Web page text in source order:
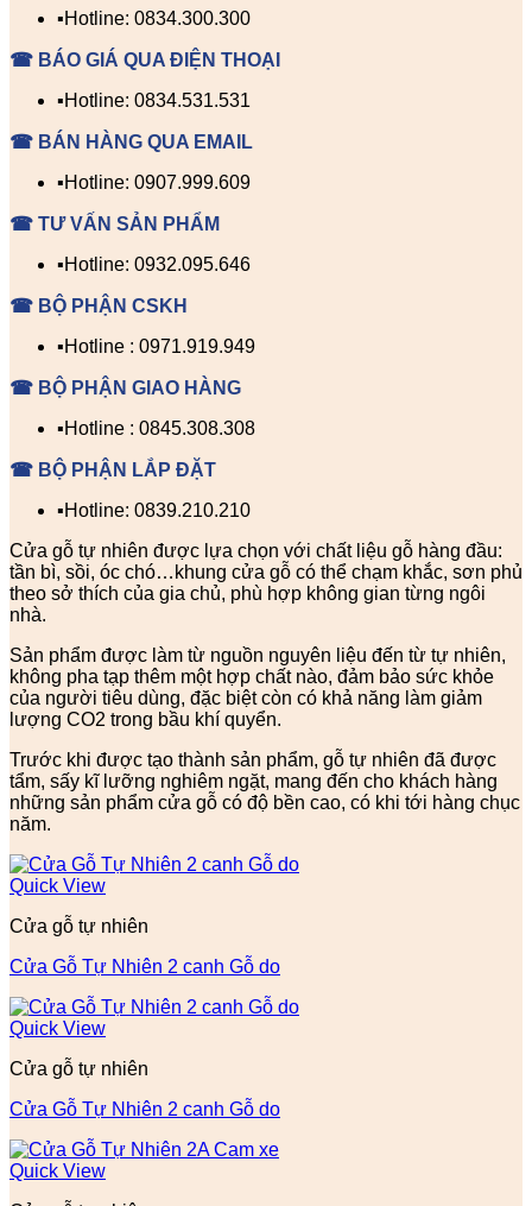
▪️Hotline: 0834.300.300
☎ BÁO GIÁ QUA ĐIỆN THOẠI
▪️Hotline: 0834.531.531
☎ BÁN HÀNG QUA EMAIL
▪️Hotline: 0907.999.609
☎ TƯ VẤN SẢN PHẨM
▪️Hotline: 0932.095.646
☎ BỘ PHẬN CSKH
▪️Hotline : 0971.919.949
☎ BỘ PHẬN GIAO HÀNG
▪️Hotline : 0845.308.308
☎ BỘ PHẬN LẮP ĐẶT
▪️Hotline: 0839.210.210
Cửa gỗ tự nhiên được lựa chọn với chất liệu gỗ hàng đầu:
tần bì, sồi, óc chó…khung cửa gỗ có thể chạm khắc, sơn phủ
theo sở thích của gia chủ, phù hợp không gian từng ngôi
nhà.
Sản phẩm được làm từ nguồn nguyên liệu đến từ tự nhiên,
không pha tạp thêm một hợp chất nào, đảm bảo sức khỏe
của người tiêu dùng, đặc biệt còn có khả năng làm giảm
lượng CO2 trong bầu khí quyển.
Trước khi được tạo thành sản phẩm, gỗ tự nhiên đã được
tẩm, sấy kĩ lưỡng nghiêm ngặt, mang đến cho khách hàng
những sản phẩm cửa gỗ có độ bền cao, có khi tới hàng chục
năm.
Quick View
Cửa gỗ tự nhiên
Cửa Gỗ Tự Nhiên 2 canh Gỗ do
Quick View
Cửa gỗ tự nhiên
Cửa Gỗ Tự Nhiên 2 canh Gỗ do
Quick View